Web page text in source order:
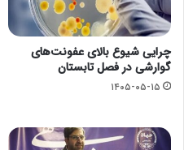
چرایی شیوع بالای عفونت‌های
گوارشی در فصل تابستان
۱۴۰۵-۰۵-۱۵